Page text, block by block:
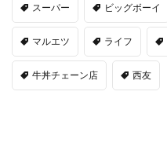
スーパー ビッグボーイ
マルエツ ライフ
牛丼チェーン店 西友